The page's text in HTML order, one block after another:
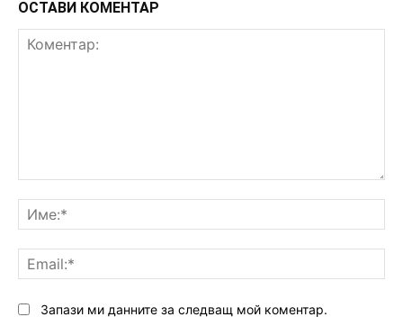
ОСТАВИ КОМЕНТАР
Запази ми данните за следващ мой коментар.